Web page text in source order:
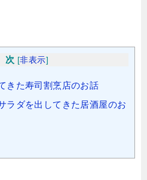
[非表示]
きた寿司割烹店のお話
ラダを出してきた居酒屋のお